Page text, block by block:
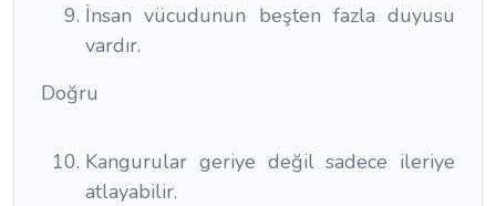
İnsan vücudunun beşten fazla duyusu
vardır.
Doğru
Kangurular geriye değil sadece ileriye
atlayabilir.